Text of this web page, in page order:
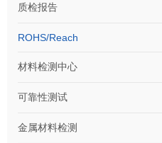
质检报告
ROHS/Reach
材料检测中心
可靠性测试
金属材料检测